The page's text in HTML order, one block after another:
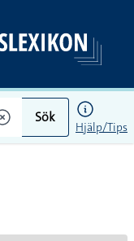
Sök
Hjälp/Tips